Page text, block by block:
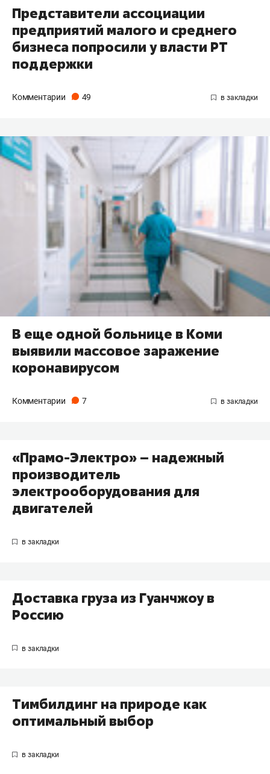
Представители ассоциации
предприятий малого и среднего
бизнеса попросили у власти РТ
поддержки
Комментарии 49
​В еще одной больнице в Коми
выявили массовое заражение
коронавирусом
Комментарии 7
«Прамо-Электро» – надежный
производитель
электрооборудования для
двигателей
Доставка груза из Гуанчжоу в
Россию
Тимбилдинг на природе как
оптимальный выбор